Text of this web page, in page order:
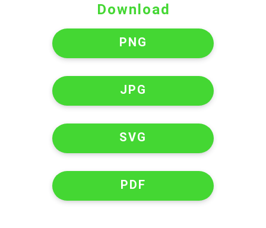
Download
PNG
JPG
SVG
PDF